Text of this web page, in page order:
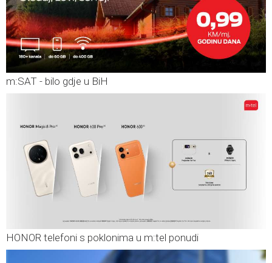
m:SAT - bilo gdje u BiH
HONOR telefoni s poklonima u m:tel ponudi